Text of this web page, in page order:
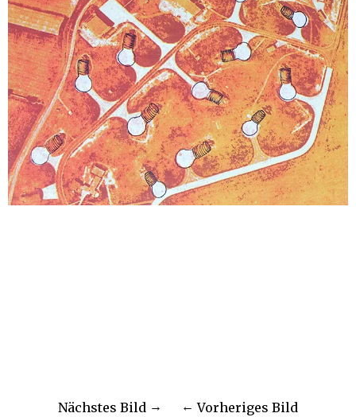
Nächstes Bild Vorheriges Bild